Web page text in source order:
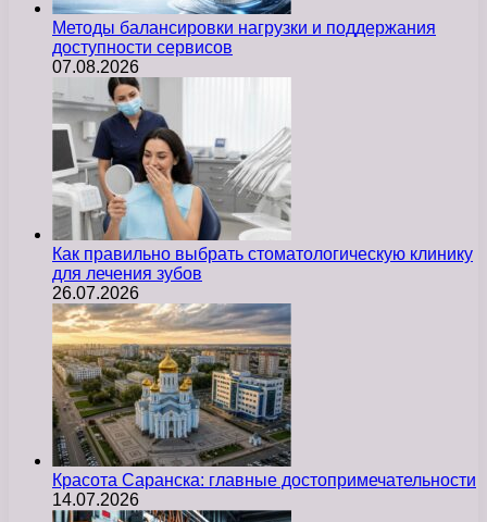
Методы балансировки нагрузки и поддержания
доступности сервисов
07.08.2026
Как правильно выбрать стоматологическую клинику
для лечения зубов
26.07.2026
Красота Саранска: главные достопримечательности
14.07.2026